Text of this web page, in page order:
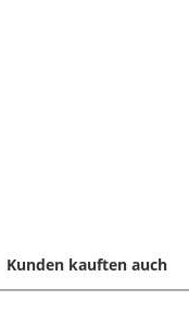
Kunden kauften auch